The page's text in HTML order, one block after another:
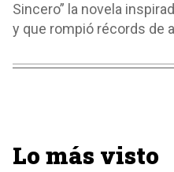
Sincero” la novela
y que rompió récords de
Lo más visto